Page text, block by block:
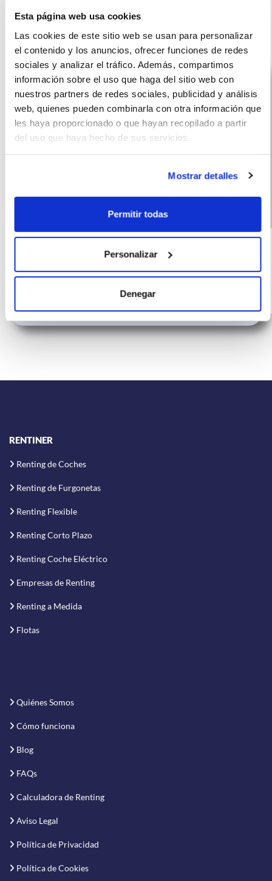
Esta página web usa cookies
Las cookies de este sitio web se usan para personalizar
el contenido y los anuncios, ofrecer funciones de redes
sociales y analizar el tráfico. Además, compartimos
información sobre el uso que haga del sitio web con
nuestros partners de redes sociales, publicidad y análisis
web, quienes pueden combinarla con otra información que
les haya proporcionado o que hayan recopilado a partir
del uso que haya hecho de sus servicios.
Mostrar detalles
Permitir todas
Personalizar
Denegar
Otras ofertas de HYUNDAI KONA
HEV 1.6 GDI DT
€/mesincluido)
138
Híbrido
RENTINER
Renting de Coches
Renting de Furgonetas
Renting Flexible
Renting Corto Plazo
Renting Coche Eléctrico
Empresas de Renting
Renting a Medida
Flotas
Quiénes Somos
Cómo funciona
Blog
FAQs
Calculadora de Renting
Aviso Legal
Política de Privacidad
Política de Cookies